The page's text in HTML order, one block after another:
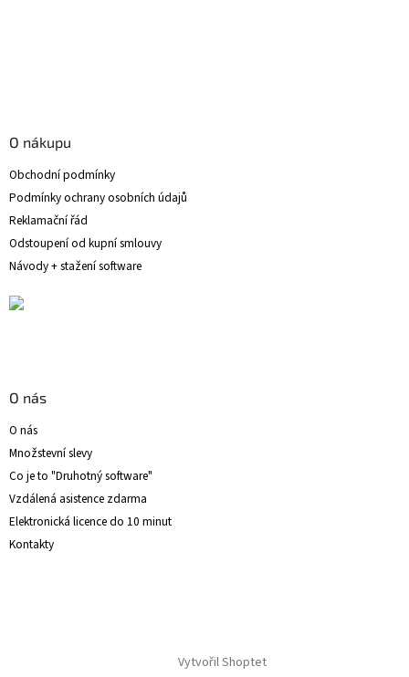
O nákupu
Obchodní podmínky
Podmínky ochrany osobních údajů
Reklamační řád
Odstoupení od kupní smlouvy
Návody + stažení software
O nás
O nás
Množstevní slevy
Co je to "Druhotný software"
Vzdálená asistence zdarma
Elektronická licence do 10 minut
Kontakty
Vytvořil Shoptet